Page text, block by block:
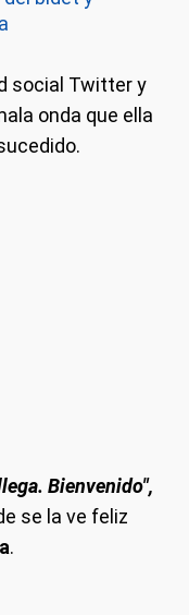
social Twitter y
onda que ella
Bienvenido",
se la ve feliz
.